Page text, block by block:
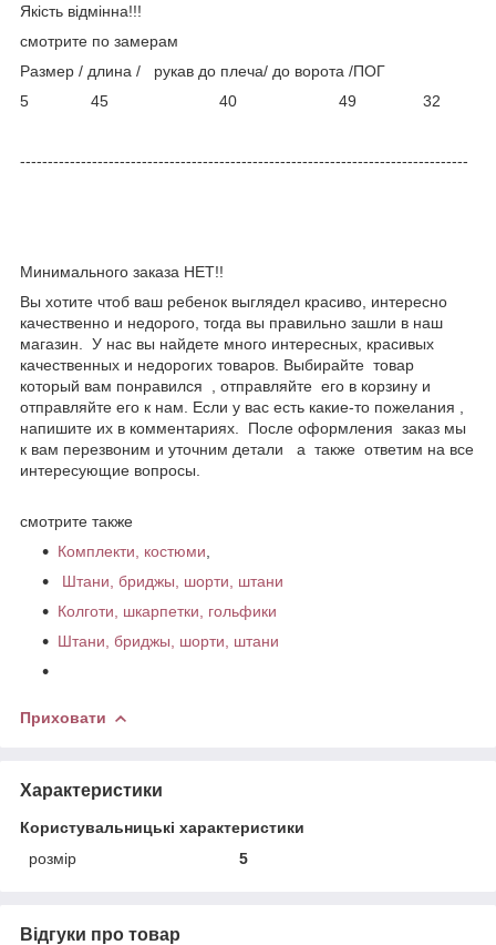
Якість відмінна!!!
смотрите по замерам
Размер / длина / рукав до плеча/ до ворота /ПОГ
5 45 40 49 32
---------------------------------------------------------------------------------
Минимального заказа НЕТ!!
Вы хотите чтоб ваш ребенок выглядел красиво, интересно
качественно и недорого, тогда вы правильно зашли в наш
магазин. У нас вы найдете много интересных, красивых
качественных и недорогих товаров. Выбирайте товар
который вам понравился , отправляйте его в корзину и
отправляйте его к нам. Если у вас есть какие-то пожелания ,
напишите их в комментариях. После оформления заказ мы
к вам перезвоним и уточним детали а также ответим на все
интересующие вопросы.
смотрите также
Комплекти, костюми
Штани, бриджы, шорти, штани
Колготи, шкарпетки, гольфики
Штани, бриджы, шорти, штани
Приховати
Характеристики
Користувальницькі характеристики
розмір
5
Відгуки про товар